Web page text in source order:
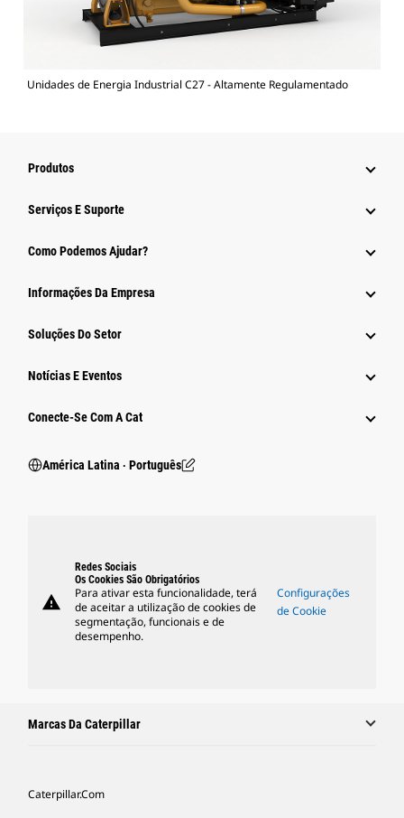
Unidades de Energia Industrial C27 - Altamente Regulamentado
Produtos
Serviços E Suporte
Como Podemos Ajudar?
Informações Da Empresa
Soluções Do Setor
Notícias E Eventos
Conecte-Se Com A Cat
América Latina ‧ Português
warning
Redes Sociais
Os Cookies São Obrigatórios
Para ativar esta funcionalidade, terá
de aceitar a utilização de cookies de
segmentação, funcionais e de
desempenho.
Configurações
de Cookie
Marcas Da Caterpillar
Caterpillar.com